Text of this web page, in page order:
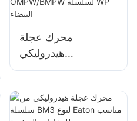
محرك عجلة
هيدروليكي
OMPW/BMPW